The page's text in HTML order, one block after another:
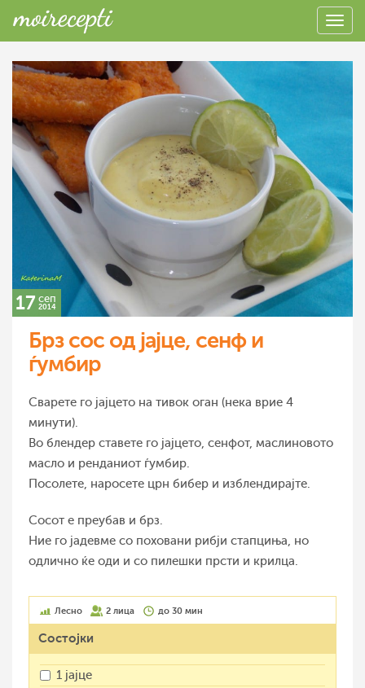
17 сеп
2014
Брз сос од јајце, сенф и
ѓумбир
Сварете го јајцето на тивок оган (нека врие 4
минути).
Во блендер ставете го јајцето, сенфот, маслиновото
масло и ренданиот ѓумбир.
Посолете, наросете црн бибер и изблендирајте.
Сосот е преубав и брз.
Ние го јадевме со поховани рибји стапциња, но
одлично ќе оди и со пилешки прсти и крилца.
Лесно 2 лица до 30 мин
Состојки
1 јајце